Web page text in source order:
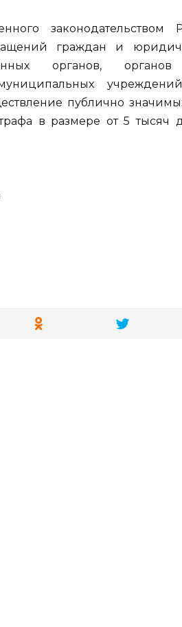
законодательством
граждан и
органов, органов
публично
в размере от 5 тысяч